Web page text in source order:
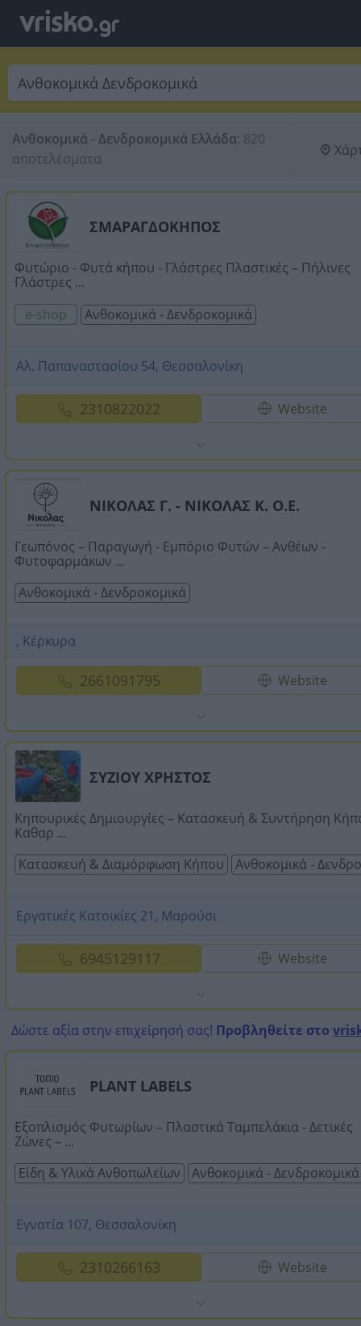
Ανθοκομικά - Δενδροκομικά Ελλάδα: 820
αποτελέσματα
ΣΜΑΡΑΓΔΟΚΗΠΟΣ
Φυτώριο - Φυτά κήπου - Γλάστρες Πλαστικές – Πήλινες
Γλάστρες ...
e-shop
Ανθοκομικά - Δενδροκομικά
Αλ. Παπαναστασίου 54, Θεσσαλονίκη
2310822022 Website
ΝΙΚΟΛΑΣ Γ. - ΝΙΚΟΛΑΣ Κ. Ο.Ε.
Γεωπόνος – Παραγωγή - Εμπόριο Φυτών – Ανθέων -
Φυτοφαρμάκων ...
Ανθοκομικά - Δενδροκομικά
, Κέρκυρα
2661091795 Website
ΣΥΖΙΟΥ ΧΡΗΣΤΟΣ
Κηπουρικές Δημιουργίες – Κατασκευή & Συντήρηση
Καθαρ ...
Κατασκευή & Διαμόρφωση Κήπου
Ανθοκομικά -
Εργατικές Κατοικίες 21, Μαρούσι
6945129117 Website
Δώστε αξία στην επιχείρησή σας! Προβληθείτε στο
PLANT LABELS
Εξοπλισμός Φυτωρίων – Πλαστικά Ταμπελάκια - Δετικές
Ζώνες – ...
Είδη & Υλικά Ανθοπωλείων
Ανθοκομικά - Δενδροκομικά
Εγνατία 107, Θεσσαλονίκη
2310266163 Website